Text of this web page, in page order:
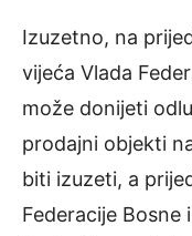
Izuzetno, na
vijeća Vlada
može donijeti
prodajni objekti
biti izuzeti, a
Federacije Bosne